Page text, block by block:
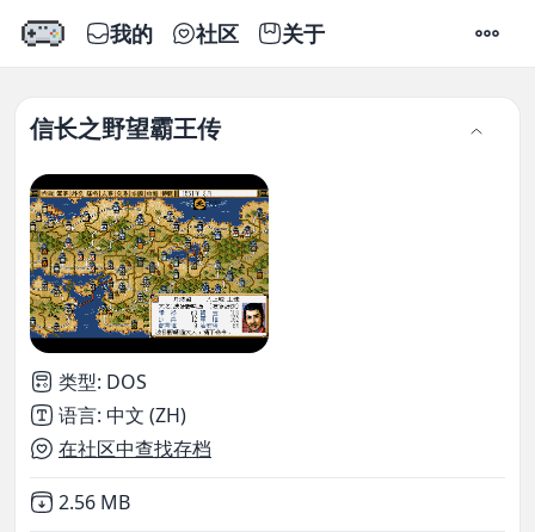
我的 社区 关于 设置
信长之野望霸王传
类型: DOS
语言: 中文 (ZH)
在社区中查找存档
Not downloaded
2.56 MB